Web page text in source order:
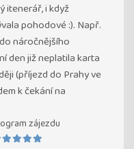
itenerář, i když
pohodové :). Např.
náročnějšího
den již neplatila karta
(příjezd do Prahy ve
k čekání na
zájezdu